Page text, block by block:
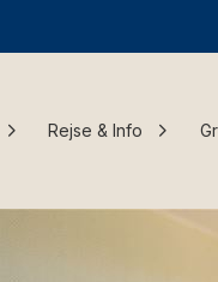
Rejse & Info